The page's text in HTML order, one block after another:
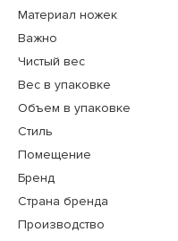
Материал ножек
Важно
Чистый вес
Вес в упаковке
Объем в упаковке
Стиль
Помещение
Бренд
Страна бренда
Производство